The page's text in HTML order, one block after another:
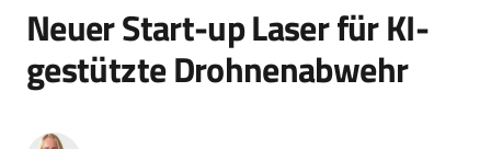
Neuer Start-up Laser für KI-
gestützte Drohnenabwehr